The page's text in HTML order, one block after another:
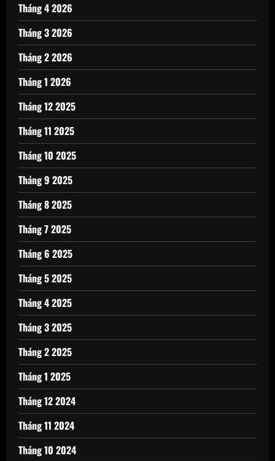
Tháng 4 2026
Tháng 3 2026
Tháng 2 2026
Tháng 1 2026
Tháng 12 2025
Tháng 11 2025
Tháng 10 2025
Tháng 9 2025
Tháng 8 2025
Tháng 7 2025
Tháng 6 2025
Tháng 5 2025
Tháng 4 2025
Tháng 3 2025
Tháng 2 2025
Tháng 1 2025
Tháng 12 2024
Tháng 11 2024
Tháng 10 2024